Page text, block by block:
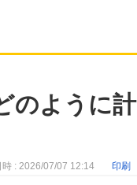
のように計
時 : 2026/07/07 12:14 印刷